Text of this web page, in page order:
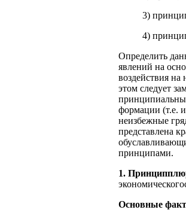
3)
4)
Определить
явлений на
воздействия на
этом следует
формации (т.е.
неизбежные
представлена
принципами.
1.
Основные